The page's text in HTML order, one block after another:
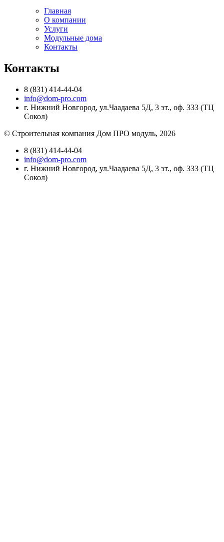
Главная
О компании
Услуги
Модульные дома
Контакты
Контакты
8 (831) 414-44-04
info@dom-pro.com
г. Нижний Новгород, ул.Чаадаева 5Д, 3 эт., оф. 333 (ТЦ
Сокол)
© Строительная компания Дом ПРО модуль, 2026
8 (831) 414-44-04
info@dom-pro.com
г. Нижний Новгород, ул.Чаадаева 5Д, 3 эт., оф. 333 (ТЦ
Сокол)